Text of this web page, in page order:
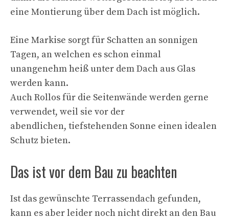
eine Montierung über dem Dach ist möglich.
Eine Markise sorgt für Schatten an sonnigen
Tagen, an welchen es schon einmal
unangenehm heiß unter dem Dach aus Glas
werden kann.
Auch Rollos für die Seitenwände werden gerne
verwendet, weil sie vor der
abendlichen, tiefstehenden Sonne einen idealen
Schutz bieten.
Das ist vor dem Bau zu beachten
Ist das gewünschte Terrassendach gefunden,
kann es aber leider noch nicht direkt an den Bau